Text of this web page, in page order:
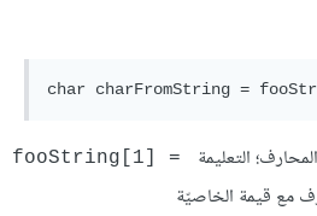
التعليمة
fooString[1] =
مع قيمة الخاصيّة